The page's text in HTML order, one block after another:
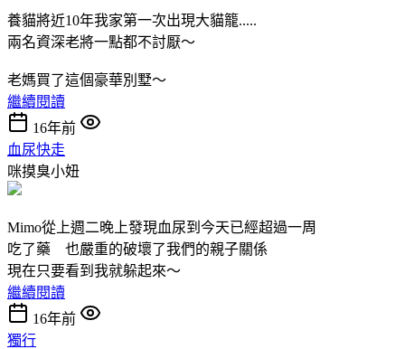
養貓將近10年我家第一次出現大貓籠.....
兩名資深老將一點都不討厭～
老媽買了這個豪華別墅～
繼續閱讀
16年前
血尿快走
咪摸臭小妞
Mimo從上週二晚上發現血尿到今天已經超過一周
吃了藥 也嚴重的破壞了我們的親子關係
現在只要看到我就躲起來～
繼續閱讀
16年前
獨行